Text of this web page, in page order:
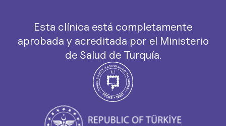
Esta clínica está completamente
aprobada y acreditada por el Ministerio
de Salud de Turquía.